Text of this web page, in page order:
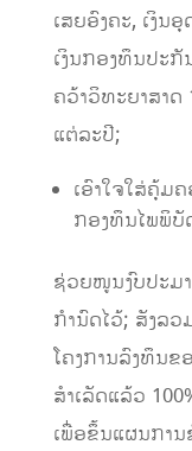
ເສຍອົງຄະ, ເງິນ
ເງິນກອງທຶນປະ
ຄວ້າວິທະຍາສາ
ແຕ່ລະປີ;
ເອົາ​ໃຈ​ໃສ່​ຄຸ້ມ​
ກອງທຶນໄພພິບັ
ຊ່ວຍໜູນງົບປະມ
ກຳ​ນົດໄວ້​; ສັງລ
ໂຄງການລົງທຶນຂ
ສຳເລັດແລ້ວ
ເພື່ອ​ຂຶ້ນ​ແຜນກາ